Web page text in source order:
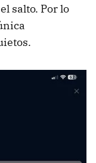
salto. Por lo